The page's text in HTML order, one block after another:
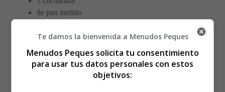
de pan molido
1/2 hoja de laurel
pimentón
azafrán
Te damos la bienvenida a Menudos Peques
Menudos Peques solicita tu consentimiento
para usar tus datos personales con estos
objetivos: